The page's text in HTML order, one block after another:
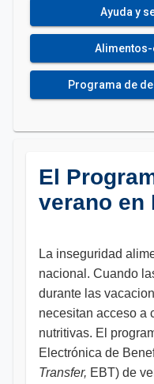
Ayuda y
Programa de
El
verano en
La inseguridad
nacional. Cuando
durante las
necesitan acceso a
nutritivas. El
Electrónica de
Transfer, EBT) de